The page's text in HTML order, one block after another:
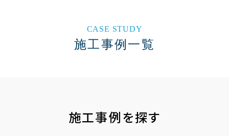
CASE STUDY
施工事例一覧
施工事例を探す